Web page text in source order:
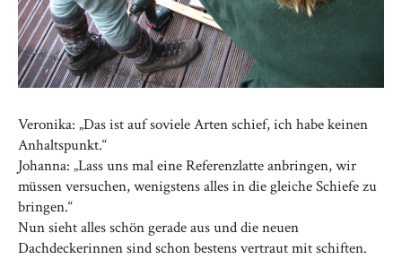
Veronika: „Das ist auf soviele Arten schief, ich habe keinen
Anhaltspunkt.“
Johanna: „Lass uns mal eine Referenzlatte anbringen, wir
müssen versuchen, wenigstens alles in die gleiche Schiefe zu
bringen.“
Nun sieht alles schön gerade aus und die neuen
Dachdeckerinnen sind schon bestens vertraut mit schiften.